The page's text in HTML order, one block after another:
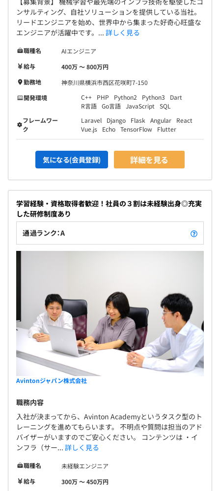
ンサルティング、自社ソリューションを提供している当社。
リードエンジニアを始め、世界中から集まった好奇心旺盛な
エンジニアが活躍中です。... 詳しく見る
職種名
AIエンジニア
給与
400万 〜 800万円
勤務地
神奈川県横浜市西区花咲町7-150
開発環境
C++ PHP Python2 Python3
Dart
R言語 Go言語 JavaScript
SQL
フレームワー
ク
Laravel Django Flask Angular
React
Vue.js
Echo TensorFlow Flutter
気になる(会員登録) 詳細を見る
学習経験・資格取得者歓迎！社員の３割は未経験出身◎充実
した研修制度あり
通過ランク：A
Avintonジャパン株式会社
職務内容
入社が決まってから、Avinton Academyというタスク型のト
レーニングを進めてもらいます。 不明点や質問は担当のアド
バイザーがいますのでご安心ください。 コンテンツは ・イ
ンフラ（サー... 詳しく見る
職種名
未経験エンジニア
給与
300万 〜 450万円